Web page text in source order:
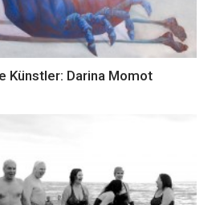
Künstler: Darina Momot